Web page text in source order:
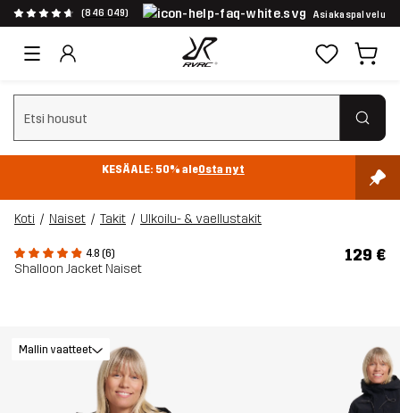
(846 049) Asiakaspalvelu
Tyhjennä haku
KESÄALE: 50% aleOsta nyt
Koti Naiset Takit Ulkoilu- & vaellustakit
4.8 (6)
Shalloon Jacket Naiset
129 €
Mallin vaatteet